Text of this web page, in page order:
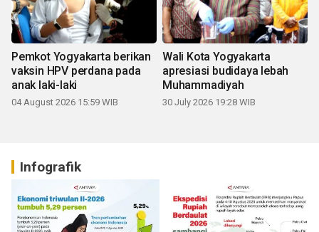
Pemkot Yogyakarta berikan
vaksin HPV perdana pada
anak laki-laki
04 August 2026 15:59 WIB
Wali Kota Yogyakarta
apresiasi budidaya lebah
Muhammadiyah
30 July 2026 19:28 WIB
Infografik